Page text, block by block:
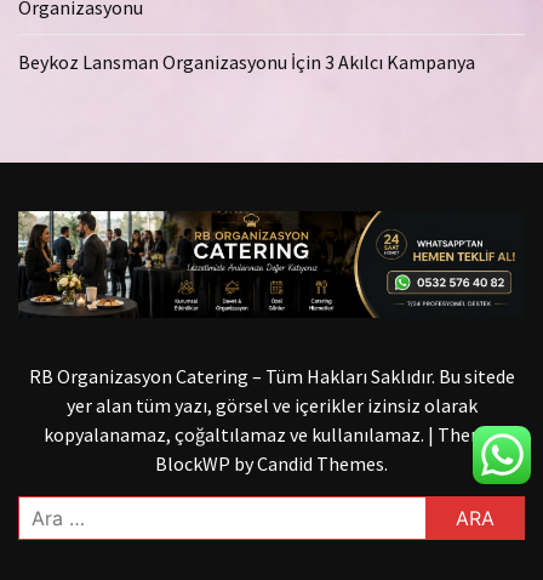
Organizasyonu
Beykoz Lansman Organizasyonu İçin 3 Akılcı Kampanya
RB Organizasyon Catering – Tüm Hakları Saklıdır. Bu sitede
yer alan tüm yazı, görsel ve içerikler izinsiz olarak
kopyalanamaz, çoğaltılamaz ve kullanılamaz. | Theme:
BlockWP byCandid Themes.
Arama: